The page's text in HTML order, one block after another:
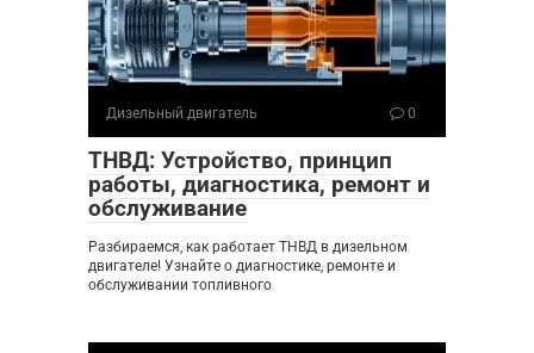
Дизельный двигатель 0
ТНВД: Устройство, принцип
работы, диагностика, ремонт и
обслуживание
Разбираемся, как работает ТНВД в дизельном
двигателе! Узнайте о диагностике, ремонте и
обслуживании топливного